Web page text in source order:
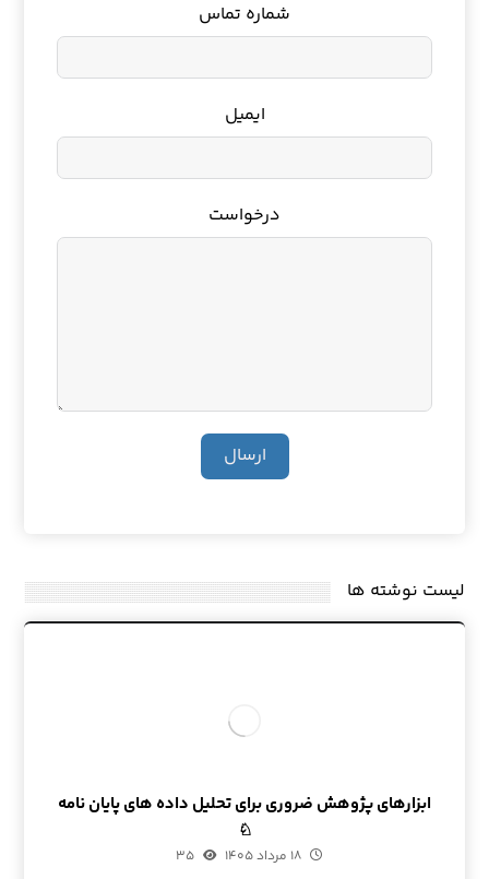
شماره تماس
ایمیل
درخواست
ارسال
لیست نوشته ها
ابزارهای پژوهش ضروری برای تحلیل داده های پایان نامه
♘
۱۸ مرداد ۱۴۰۵ ۳۵